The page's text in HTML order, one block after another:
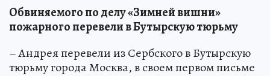
Обвиняемого по делу «Зимней вишни»
пожарного перевели в Бутырскую тюрьму
– Андрея перевели из Сербского в Бутырскую
тюрьму города Москва, в своем первом письме